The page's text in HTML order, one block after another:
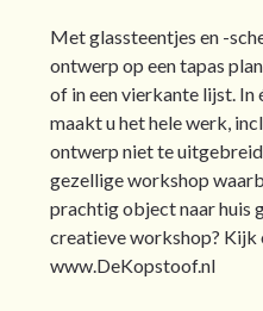
Met glassteentjes en -
ontwerp op een tapas
of in een vierkante lijst. In
maakt u het hele werk,
ontwerp niet te
gezellige workshop
prachtig object naar huis
creatieve workshop? Kijk
www.DeKopstoof.nl